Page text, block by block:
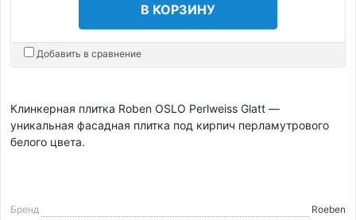
В КОРЗИНУ
Добавить в сравнение
Клинкерная плитка Roben OSLO Perlweiss Glatt —
уникальная фасадная плитка под кирпич перламутрового
белого цвета.
Бренд
Roeben